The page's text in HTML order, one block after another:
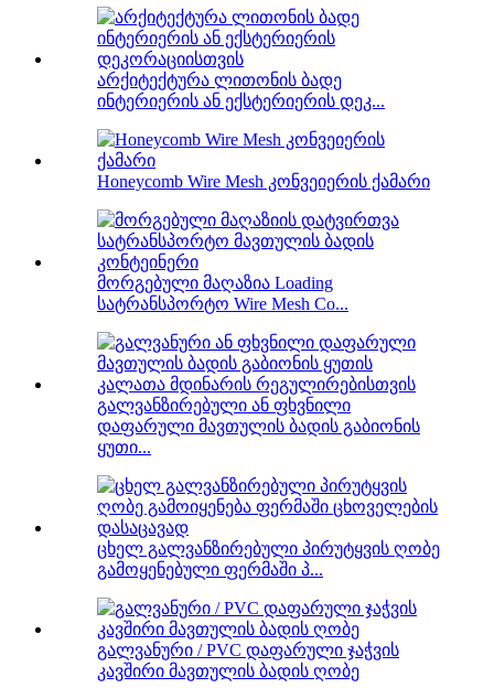
არქიტექტურა ლითონის ბადე
ინტერიერის ან ექსტერიერის დეკ...
Honeycomb Wire Mesh კონვეიერის ქამარი
მორგებული მაღაზია Loading
სატრანსპორტო Wire Mesh Co...
გალვანზირებული ან ფხვნილი
დაფარული მავთულის ბადის გაბიონის
ყუთი...
ცხელ გალვანზირებული პირუტყვის ღობე
გამოყენებული ფერმაში პ...
გალვანური / PVC დაფარული ჯაჭვის
კავშირი მავთულის ბადის ღობე